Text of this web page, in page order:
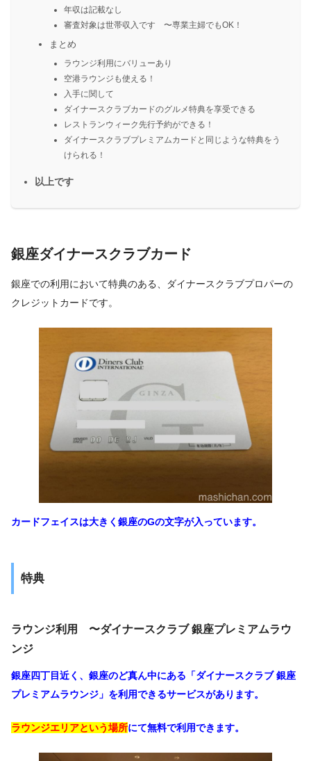
年収は記載なし
審査対象は世帯収入です 〜専業主婦でもOK！
まとめ
ラウンジ利用にバリューあり
空港ラウンジも使える！
入手に関して
ダイナースクラブカードのグルメ特典を享受できる
レストランウィーク先行予約ができる！
ダイナースクラブプレミアムカードと同じような特典をう
けられる！
以上です
銀座ダイナースクラブカード
銀座での利用において特典のある、ダイナースクラブプロパーの
クレジットカードです。
カードフェイスは大きく銀座のGの文字が入っています。
特典
ラウンジ利用 〜ダイナースクラブ 銀座プレミアムラウ
ンジ
銀座四丁目近く、銀座のど真ん中にある「ダイナースクラブ 銀座
プレミアムラウンジ」を利用できるサービスがあります。
ラウンジエリアという場所にて無料で利用できます。